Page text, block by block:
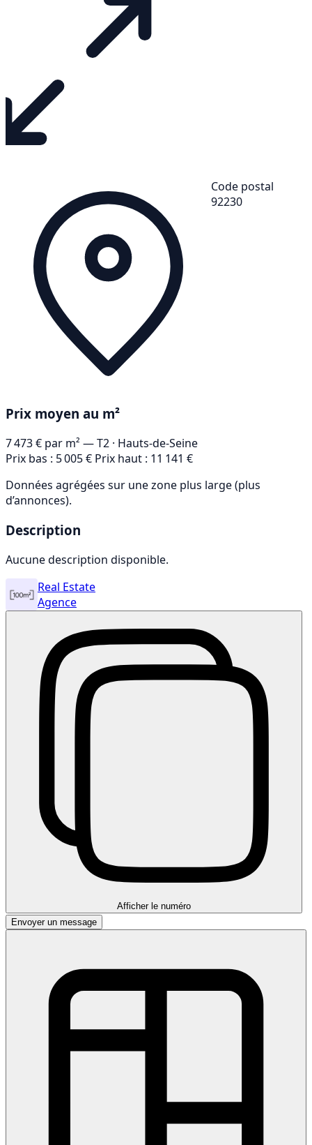
Code postal
92230
Prix moyen au m²
7 473 € par m² — T2 · Hauts-de-Seine
Prix bas : 5 005 € Prix haut : 11 141 €
Données agrégées sur une zone plus large (plus
d’annonces).
Description
Aucune description disponible.
Real Estate
Agence
Afficher le numéro
Envoyer un message